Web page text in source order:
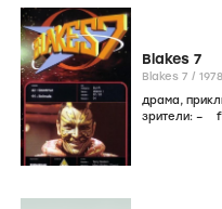
Blakes 7
Blakes 7 /
драма,
зрители: –